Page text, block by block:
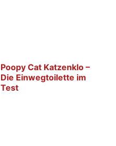
Poopy Cat Katzenklo –
Die Einwegtoilette im
Test